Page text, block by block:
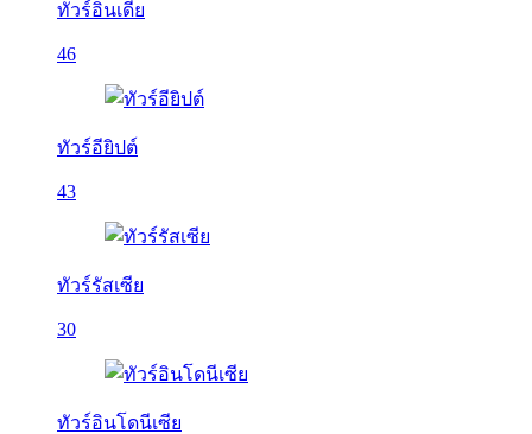
ทัวร์อินเดีย
46
ทัวร์อียิปต์
43
ทัวร์รัสเซีย
30
ทัวร์อินโดนีเซีย